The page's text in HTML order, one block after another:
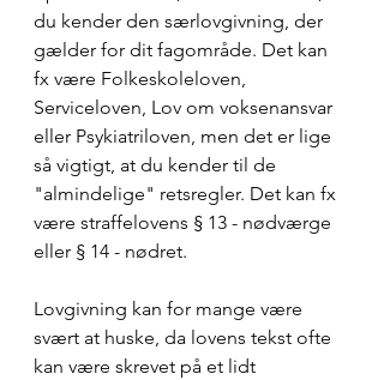
du kender den særlovgivning, der
gælder for dit fagområde. Det kan
fx være Folkeskoleloven,
Serviceloven, Lov om voksenansvar
eller Psykiatriloven, men det er lige
så vigtigt, at du kender til de
"almindelige" retsregler. Det kan fx
være straffelovens § 13 - nødværge
eller § 14 - nødret.
Lovgivning kan for mange være
svært at huske, da lovens tekst ofte
kan være skrevet på et lidt